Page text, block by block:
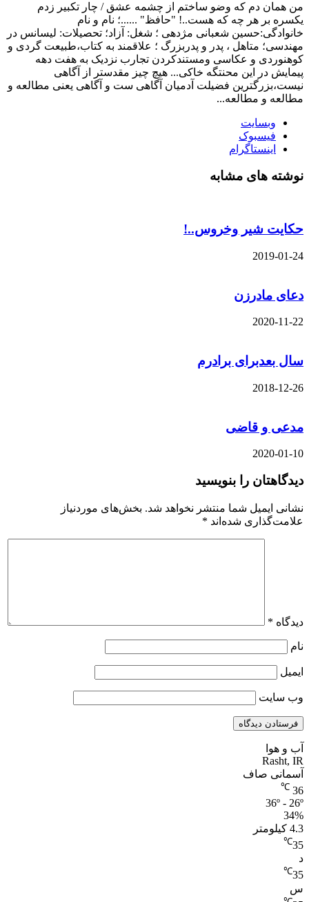
من همان دم که وضو ساختم از چشمه عشق / چار تکبیر زدم
یکسره بر هر چه که هست..! "حافظ" ......؛ نام و نام
خانوادگی:حسین شعبانی مژدهی ؛ شغل: آزاد؛ تحصیلات: لیسانس در
مهندسی؛ متاهل ، پدر و پدربزرگ ؛ علاقمند به کتاب،طبیعت گردی و
کوهنوردی و عکاسی ومستندکردن تجارب نزدیک به هفت دهه
پیمایش در این محنتگه خاکی... هیچ چیز مقدستر از آگاهی
نیست،بزرگترین فضیلت آدمیان آگاهی ست و آگاهی یعنی مطالعه و
مطالعه و مطالعه...
وبسایت
فیسبوک
اینستاگرام
نوشته های مشابه
حکایت شیر وخروس..!
2019-01-24
دعای مادرزن
2020-11-22
سال بعدبرای برادرم
2018-12-26
مدعی و قاضی
2020-01-10
دیدگاهتان را بنویسید
نشانی ایمیل شما منتشر نخواهد شد. بخش‌های موردنیاز
علامت‌گذاری شده‌اند *
دیدگاه *
نام
ایمیل
وب‌ سایت
آب و هوا
Rasht, IR
آسمانی صاف
36
℃
36º - 26º
34%
4.3 کیلومتر
35
℃
د
35
℃
س